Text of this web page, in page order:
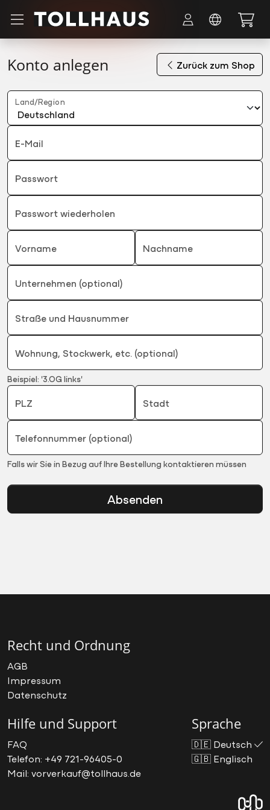
Zum Hauptinhalt springen
Konto anlegen Zurück zum Shop
Land/Region
E-Mail
Passwort
Passwort wiederholen
Vorname Nachname
Unternehmen (optional)
Straße und Hausnummer
Wohnung, Stockwerk, etc. (optional)
Beispiel: '3.OG links'
PLZ Stadt
Telefonnummer (optional)
Falls wir Sie in Bezug auf Ihre Bestellung kontaktieren müssen
Absenden
Recht und Ordnung
AGB
Impressum
Datenschutz
Hilfe und Support
FAQ
Telefon: +49 721-96405-0
Mail: vorverkauf@tollhaus.de
Sprache
🇩🇪 Deutsch
🇬🇧 Englisch